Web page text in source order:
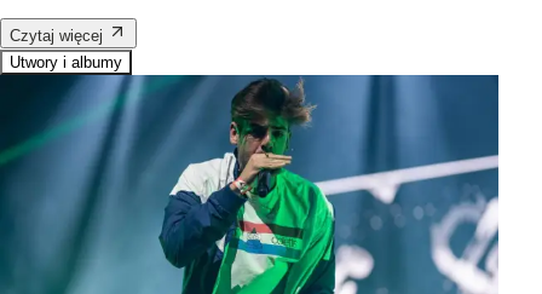
Czytaj więcej
Utwory i albumy